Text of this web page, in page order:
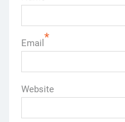
Email *
Website